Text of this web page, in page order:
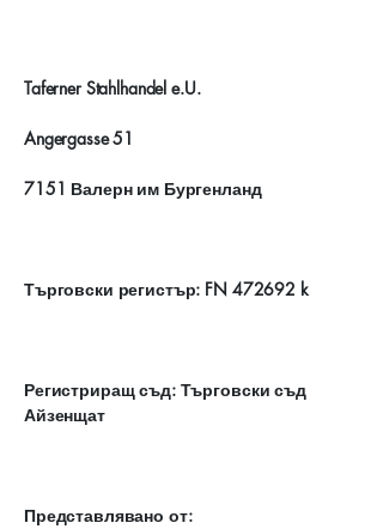
Taferner Stahlhandel e.U.
Angergasse 51
7151 Валерн им Бургенланд
Търговски регистър: FN 472692 k
Регистриращ съд: Търговски съд
Айзенщат
Представлявано от: